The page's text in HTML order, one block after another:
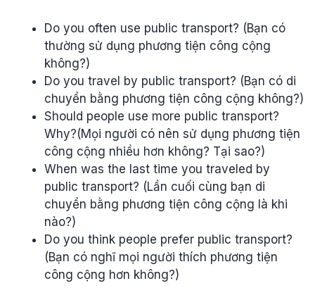
Do you often use public transport? (Bạn có
thường sử dụng phương tiện công cộng
không?)
Do you travel by public transport? (Bạn có di
chuyển bằng phương tiện công cộng không?)
Should people use more public transport?
Why?(Mọi người có nên sử dụng phương tiện
công cộng nhiều hơn không? Tại sao?)
When was the last time you traveled by
public transport? (Lần cuối cùng bạn di
chuyển bằng phương tiện công cộng là khi
nào?)
Do you think people prefer public transport?
(Bạn có nghĩ mọi người thích phương tiện
công cộng hơn không?)